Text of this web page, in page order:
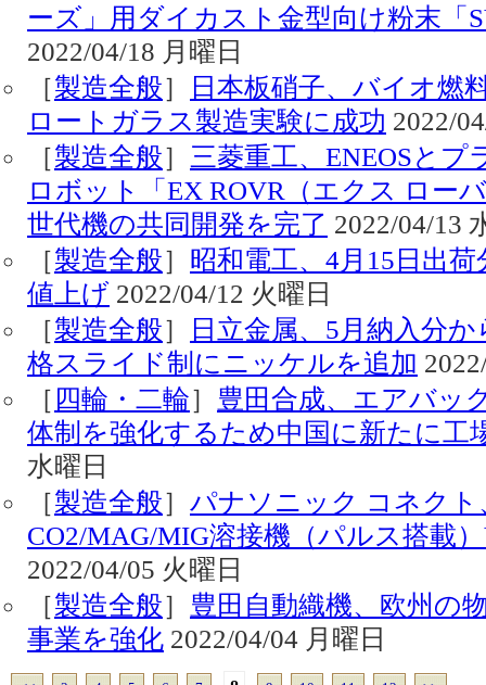
ーズ」用ダイカスト金型向け粉末「
2022/04/18 月曜日
［製造全般］
日本板硝子、バイオ燃
ロートガラス製造実験に成功 2022/
［製造全般］ 三菱重工、ENEOSとプ
ロボット「EX ROVR（エクス ロー
世代機の共同開発を完了 2022/04/13
［製造全般］
昭和電工、4月15日出
値上げ 2022/04/12 火曜日
［製造全般］
日立金属、5月納入分
格スライド制にニッケルを追加
［ 四輪・二輪］ 豊田合成、エアバッ
体制を強化するため中国に新たに工
水曜日
［製造全般］ パナソニック コネク
CO2/MAG/MIG溶接機（パルス搭載
2022/04/05 火曜日
［製造全般］ 豊田自動織機、欧州の
事業を強化 2022/04/04 月曜日